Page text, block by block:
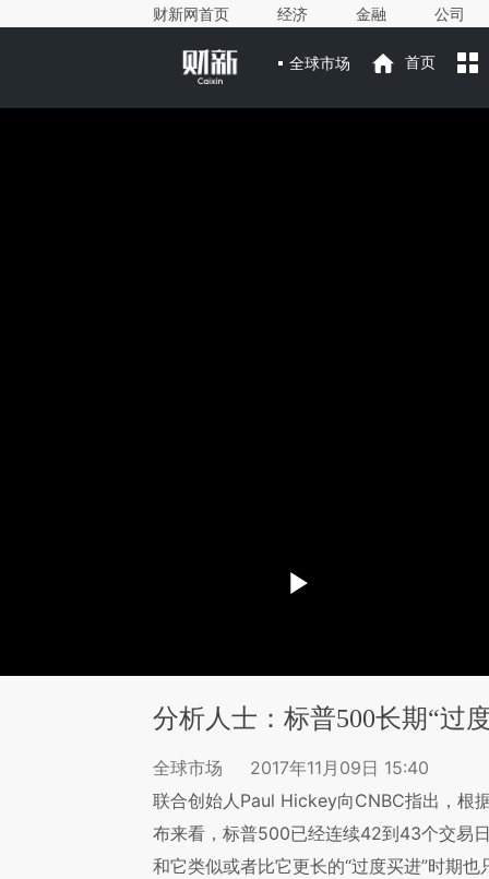
财新网首页 经济 金融 公司
全球市场 首页
分析人士：标普500长期“过
全球市场
2017年11月09日 15:40
联合创始人Paul Hickey向CNBC指出，根
布来看，标普500已经连续42到43个交易
和它类似或者比它更长的“过度买进”时期